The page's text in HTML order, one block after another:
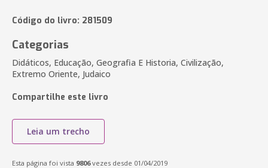
Código do livro: 281509
Categorias
Didáticos, Educação, Geografia E Historia, Civilização,
Extremo Oriente, Judaico
Compartilhe este livro
Leia um trecho
Esta página foi vista 9806vezes desde 01/04/2019